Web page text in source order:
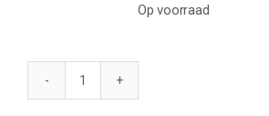
Op voorraad
VICTOR